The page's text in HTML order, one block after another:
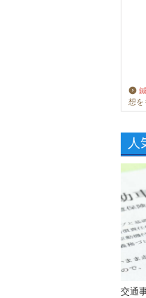
想を
人
交通